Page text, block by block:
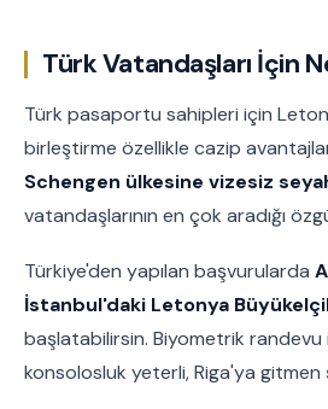
Türk Vatandaşları İçin
Türk pasaportu sahipleri için
birleştirme özellikle cazip
Schengen ülkesine vizesiz
vatandaşlarının en çok aradığı
Türkiye'den yapılan başvurularda
İstanbul'daki Letonya
başlatabilirsin. Biyometrik randevu
konsolosluk yeterli, Riga'ya gitmen